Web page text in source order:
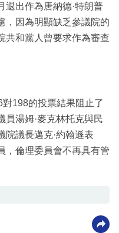
退出作為唐納德·特朗普
，因為明顯缺乏參議院的
共和黨人曾要求作為審查
198的投票結果阻止了
員湯姆·麥克林托克與民
院議長邁克·約翰遜表
，倫理委員會不再具有管